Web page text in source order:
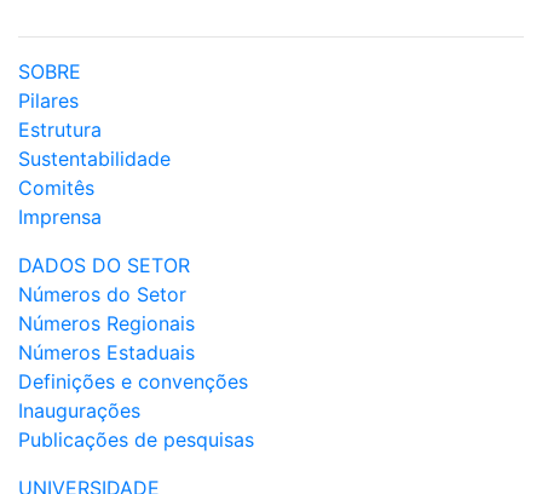
SOBRE
Pilares
Estrutura
Sustentabilidade
Comitês
Imprensa
DADOS DO SETOR
Números do Setor
Números Regionais
Números Estaduais
Definições e convenções
Inaugurações
Publicações de pesquisas
UNIVERSIDADE